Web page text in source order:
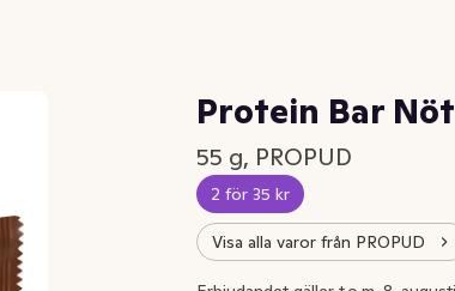
Protein Bar
55 g, PROPUD
2 för 35 kr
Visa alla varor från PROPUD